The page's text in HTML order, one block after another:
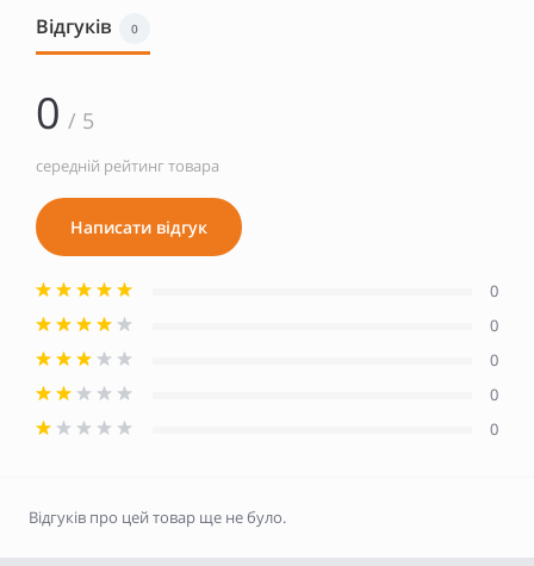
Відгуків 0
0 / 5
середній рейтинг товара
Написати відгук
0
0
0
0
0
Відгуків про цей товар ще не було.